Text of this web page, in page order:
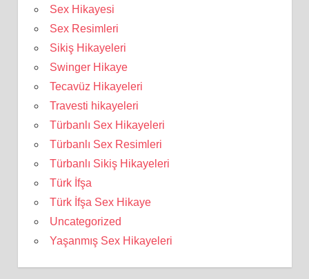
Sex Hikayesi
Sex Resimleri
Sikiş Hikayeleri
Swinger Hikaye
Tecavüz Hikayeleri
Travesti hikayeleri
Türbanlı Sex Hikayeleri
Türbanlı Sex Resimleri
Türbanlı Sikiş Hikayeleri
Türk İfşa
Türk İfşa Sex Hikaye
Uncategorized
Yaşanmış Sex Hikayeleri